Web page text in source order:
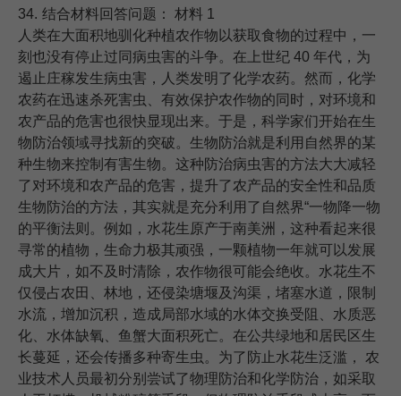
34. 结合材料回答问题： 材料 1
人类在大面积地驯化种植农作物以获取食物的过程中，一
刻也没有停止过同病虫害的斗争。在上世纪 40 年代，为
遏止庄稼发生病虫害，人类发明了化学农药。然而，化学
农药在迅速杀死害虫、有效保护农作物的同时，对环境和
农产品的危害也很快显现出来。于是，科学家们开始在生
物防治领域寻找新的突破。生物防治就是利用自然界的某
种生物来控制有害生物。这种防治病虫害的方法大大减轻
了对环境和农产品的危害，提升了农产品的安全性和品质
生物防治的方法，其实就是充分利用了自然界“一物降一物
的平衡法则。例如，水花生原产于南美洲，这种看起来很
寻常的植物，生命力极其顽强，一颗植物一年就可以发展
成大片，如不及时清除，农作物很可能会绝收。水花生不
仅侵占农田、林地，还侵染塘堰及沟渠，堵塞水道，限制
水流，增加沉积，造成局部水域的水体交换受阻、水质恶
化、水体缺氧、鱼蟹大面积死亡。在公共绿地和居民区生
长蔓延，还会传播多种寄生虫。为了防止水花生泛滥， 农
业技术人员最初分别尝试了物理防治和化学防治，如采取